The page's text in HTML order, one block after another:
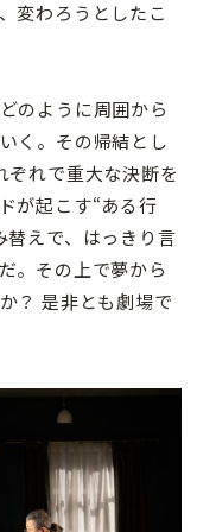
変わろうとしたこ
のように周囲から
く。その帰結とし
ぞれで重大な決断を
が起こす“ある行
えで、はっきり言
。その上で夢から
？ 是非とも劇場で